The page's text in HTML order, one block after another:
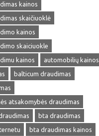
kainos
skaičiuoklė
kainos
skaiciuokle
kainos
automobilių kainos
balticum draudimas
atsakomybės draudimas
bta draudimas
bta draudimas kainos